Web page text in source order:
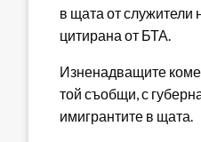
в щата от служители
цитирана от БТА.
Изненадващите
той съобщи, с
имигрантите в щата.